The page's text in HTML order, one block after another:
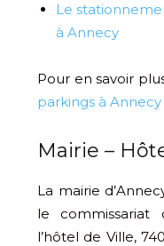
Le
à Annecy
Pour en savoir
parkings à Annecy
Mairie –
La mairie
le commissariat
l’hôtel de Ville,